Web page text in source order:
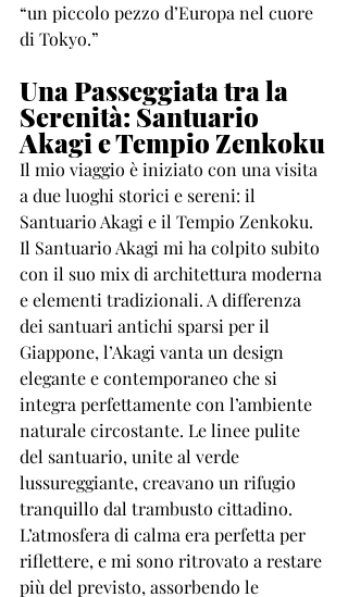
“un piccolo pezzo d’Europa nel cuore
di Tokyo.”
Una Passeggiata tra la
Serenità: Santuario
Akagi e Tempio Zenkoku
Il mio viaggio è iniziato con una visita
a due luoghi storici e sereni: il
Santuario Akagi e il Tempio Zenkoku.
Il Santuario Akagi mi ha colpito subito
con il suo mix di architettura moderna
e elementi tradizionali. A differenza
dei santuari antichi sparsi per il
Giappone, l’Akagi vanta un design
elegante e contemporaneo che si
integra perfettamente con l’ambiente
naturale circostante. Le linee pulite
del santuario, unite al verde
lussureggiante, creavano un rifugio
tranquillo dal trambusto cittadino.
L’atmosfera di calma era perfetta per
riflettere, e mi sono ritrovato a restare
più del previsto, assorbendo le